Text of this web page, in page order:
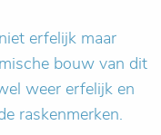
erfelijk maar
bouw van dit
weer erfelijk en
raskenmerken.